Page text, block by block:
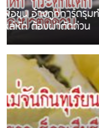
ชาวเน็ตสวดยับ! พ
หน้าพ่อขุนฯ พอไม่